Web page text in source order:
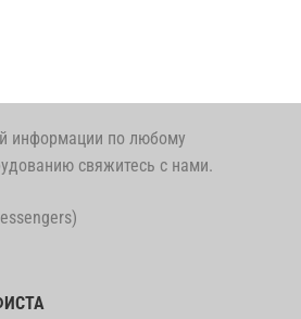
информации по любому
свяжитесь с нами.